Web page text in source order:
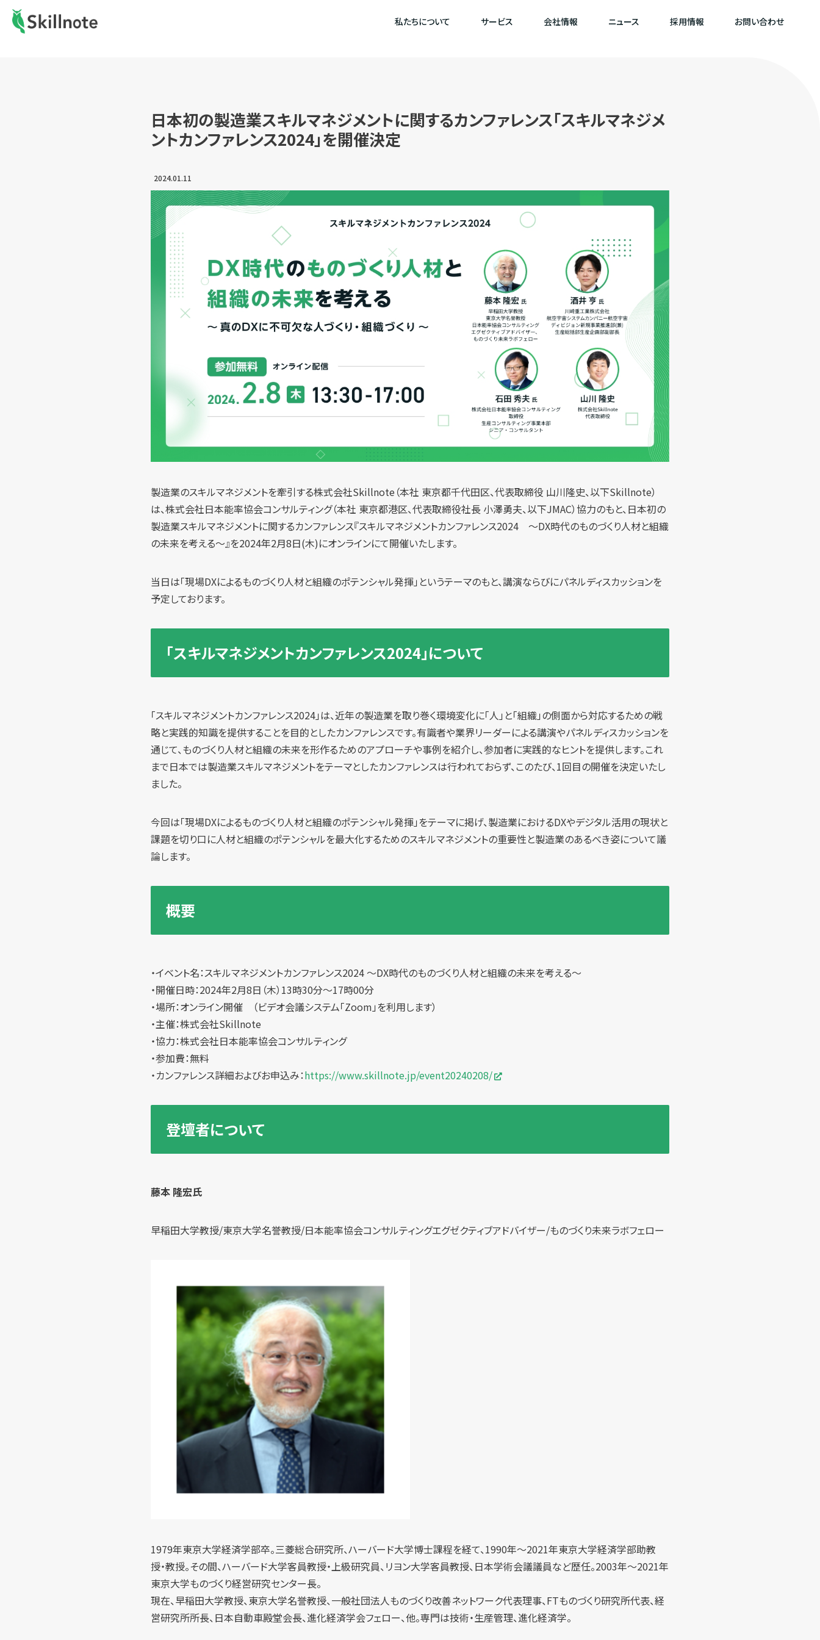
私たちについて サービス 会社情報 ニュース 採用情報 お問い合わせ
日本初の製造業スキルマネジメントに関するカンファレンス「スキルマネジメ
ントカンファレンス2024」を開催決定
2024.01.11
製造業のスキルマネジメントを牽引する株式会社Skillnote（本社 東京都千代田区、代表取締役 山川隆史、以下Skillnote）
は、株式会社日本能率協会コンサルティング（本社 東京都港区、代表取締役社長 小澤勇夫、以下JMAC）協力のもと、日本初の
製造業スキルマネジメントに関するカンファレンス『スキルマネジメントカンファレンス2024 ～DX時代のものづくり人材と組織
の未来を考える～』を2024年2月8日(木)にオンラインにて開催いたします。
当日は「現場DXによるものづくり人材と組織のポテンシャル発揮」というテーマのもと、講演ならびにパネルディスカッションを
予定しております。
「スキルマネジメントカンファレンス2024」について
「スキルマネジメントカンファレンス2024」は、近年の製造業を取り巻く環境変化に「人」と「組織」の側面から対応するための戦
略と実践的知識を提供することを目的としたカンファレンスです。有識者や業界リーダーによる講演やパネルディスカッションを
通じて、ものづくり人材と組織の未来を形作るためのアプローチや事例を紹介し、参加者に実践的なヒントを提供します。これ
まで日本では製造業スキルマネジメントをテーマとしたカンファレンスは行われておらず、このたび、1回目の開催を決定いたし
ました。
今回は「現場DXによるものづくり人材と組織のポテンシャル発揮」をテーマに掲げ、製造業におけるDXやデジタル活用の現状と
課題を切り口に人材と組織のポテンシャルを最大化するためのスキルマネジメントの重要性と製造業のあるべき姿について議
論します。
概要
・イベント名：スキルマネジメントカンファレンス2024 ～DX時代のものづくり人材と組織の未来を考える～
・開催日時：2024年2月8日（木）13時30分〜17時00分
・場所：オンライン開催 （ビデオ会議システム「Zoom」を利用します）
・主催：株式会社Skillnote
・協力：株式会社日本能率協会コンサルティング
・参加費：無料
・カンファレンス詳細およびお申込み：https://www.skillnote.jp/event20240208/
登壇者について
藤本 隆宏氏
早稲田大学教授/東京大学名誉教授/日本能率協会コンサルティングエグゼクティブアドバイザー/ものづくり未来ラボフェロー
1979年東京大学経済学部卒。三菱総合研究所、ハーバード大学博士課程を経て、1990年～2021年東京大学経済学部助教
授・教授。その間、ハーバード大学客員教授・上級研究員、リヨン大学客員教授、日本学術会議議員など歴任。2003年～2021年
東京大学ものづくり経営研究センター長。
現在、早稲田大学教授、東京大学名誉教授、一般社団法人ものづくり改善ネットワーク代表理事、FTものづくり研究所代表、経
営研究所所長、日本自動車殿堂会長、進化経済学会フェロー、他。専門は技術・生産管理、進化経済学。